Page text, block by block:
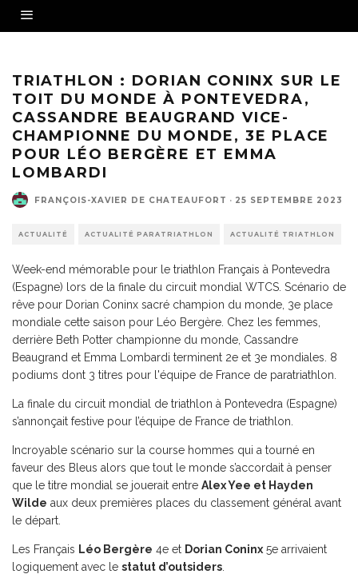
TRIATHLON : DORIAN CONINX SUR LE
TOIT DU MONDE À PONTEVEDRA,
CASSANDRE BEAUGRAND VICE-
CHAMPIONNE DU MONDE, 3E PLACE
POUR LÉO BERGÈRE ET EMMA
LOMBARDI
FRANÇOIS-XAVIER DE CHATEAUFORT · 25 SEPTEMBRE 2023
ACTUALITÉ ACTUALITÉ PARATRIATHLON ACTUALITÉ TRIATHLON
Week-end mémorable pour le triathlon Français à Pontevedra
(Espagne) lors de la finale du circuit mondial WTCS. Scénario de
rêve pour Dorian Coninx sacré champion du monde, 3e place
mondiale cette saison pour Léo Bergère. Chez les femmes,
derrière Beth Potter championne du monde, Cassandre
Beaugrand et Emma Lombardi terminent 2e et 3e mondiales. 8
podiums dont 3 titres pour l'équipe de France de paratriathlon.
La finale du circuit mondial de triathlon à Pontevedra (Espagne)
s’annonçait festive pour l’équipe de France de triathlon.
Incroyable scénario sur la course hommes qui a tourné en
faveur des Bleus alors que tout le monde s’accordait à penser
que le titre mondial se jouerait entre Alex Yee et Hayden
Wilde aux deux premières places du classement général avant
le départ.
Les Français Léo Bergère 4e et Dorian Coninx 5e arrivaient
logiquement avec le statut d’outsiders